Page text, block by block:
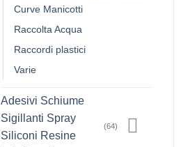
Curve Manicotti
Raccolta Acqua
Raccordi plastici
Varie
Adesivi Schiume
Sigillanti Spray
Siliconi Resine
(64)